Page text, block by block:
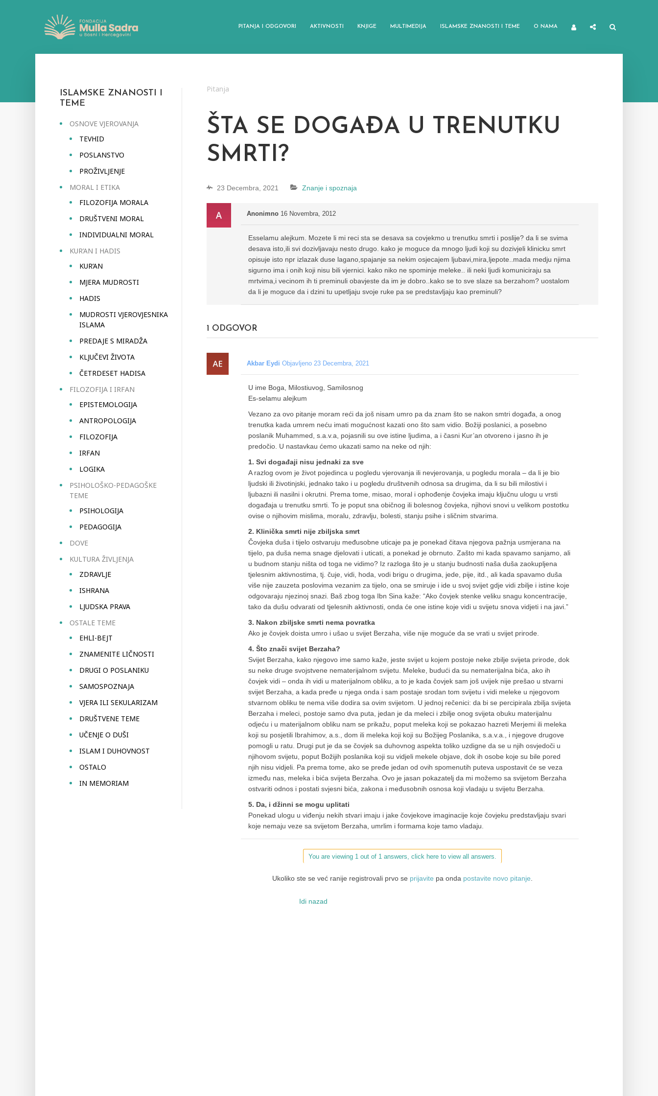
PITANJA I ODGOVORI AKTIVNOSTI KNJIGE MULTIMEDIJA ISLAMSKE ZNANOSTI I TEME O NAMA
ISLAMSKE ZNANOSTI I
TEME
OSNOVE VJEROVANJA
TEVHID
POSLANSTVO
PROŽIVLJENJE
MORAL I ETIKA
FILOZOFIJA MORALA
DRUŠTVENI MORAL
INDIVIDUALNI MORAL
KUR’AN I HADIS
KUR’AN
MJERA MUDROSTI
HADIS
MUDROSTI VJEROVJESNIKA
ISLAMA
PREDAJE S MIRADŽA
KLJUČEVI ŽIVOTA
ČETRDESET HADISA
FILOZOFIJA I IRFAN
EPISTEMOLOGIJA
ANTROPOLOGIJA
FILOZOFIJA
IRFAN
LOGIKA
PSIHOLOŠKO-PEDAGOŠKE
TEME
PSIHOLOGIJA
PEDAGOGIJA
DOVE
KULTURA ŽIVLJENJA
ZDRAVLJE
ISHRANA
LJUDSKA PRAVA
OSTALE TEME
EHLI-BEJT
ZNAMENITE LIČNOSTI
DRUGI O POSLANIKU
SAMOSPOZNAJA
VJERA ILI SEKULARIZAM
DRUŠTVENE TEME
UČENJE O DUŠI
ISLAM I DUHOVNOST
OSTALO
IN MEMORIAM
Pitanja
ŠTA SE DOGAĐA U TRENUTKU
SMRTI?
23 Decembra, 2021 Znanje i spoznaja
Anonimno 16 Novembra, 2012
Esselamu alejkum. Mozete li mi reci sta se desava sa covjekmo u trenutku smrti i poslije? da li se svima
desava isto,ili svi dozivljavaju nesto drugo. kako je moguce da mnogo ljudi koji su dozivjeli klinicku smrt
opisuje isto npr izlazak duse lagano,spajanje sa nekim osjecajem ljubavi,mira,ljepote..mada medju njima
sigurno ima i onih koji nisu bili vjernici. kako niko ne spominje meleke.. ili neki ljudi komuniciraju sa
mrtvima,i vecinom ih ti preminuli obavjeste da im je dobro..kako se to sve slaze sa berzahom? uostalom
da li je moguce da i dzini tu upetljaju svoje ruke pa se predstavljaju kao preminuli?
1 ODGOVOR
Akbar Eydi Objavljeno 23 Decembra, 2021
U ime Boga, Milostiuvog, Samilosnog
Es-selamu alejkum
Vezano za ovo pitanje moram reći da još nisam umro pa da znam što se nakon smtri događa, a onog
trenutka kada umrem neću imati mogućnost kazati ono što sam vidio. Božiji poslanici, a posebno
poslanik Muhammed, s.a.v.a, pojasnili su ove istine ljudima, a i časni Kur’an otvoreno i jasno ih je
predočio. U nastavkau ćemo ukazati samo na neke od njih:
1. Svi događaji nisu jednaki za sve
A razlog ovom je život pojedinca u pogledu vjerovanja ili nevjerovanja, u pogledu morala – da li je bio
ljudski ili životinjski, jednako tako i u pogledu društvenih odnosa sa drugima, da li su bili milostivi i
ljubazni ili nasilni i okrutni. Prema tome, misao, moral i ophođenje čovjeka imaju ključnu ulogu u vrsti
događaja u trenutku smrti. To je poput sna običnog ili bolesnog čovjeka, njihovi snovi u velikom postotku
ovise o njihovim mislima, moralu, zdravlju, bolesti, stanju psihe i sličnim stvarima.
2. Klinička smrti nije zbiljska smrt
Čovjeka duša i tijelo ostvaruju međusobne uticaje pa je ponekad čitava njegova pažnja usmjerana na
tijelo, pa duša nema snage djelovati i uticati, a ponekad je obrnuto. Zašto mi kada spavamo sanjamo, ali
u budnom stanju ništa od toga ne vidimo? Iz razloga što je u stanju budnosti naša duša zaokupljena
tjelesnim aktivnostima, tj. čuje, vidi, hoda, vodi brigu o drugima, jede, pije, itd., ali kada spavamo duša
više nije zauzeta poslovima vezanim za tijelo, ona se smiruje i ide u svoj svijet gdje vidi zbilje i istine koje
odgovaraju njezinoj snazi. Baš zbog toga Ibn Sina kaže: “Ako čovjek stenke veliku snagu koncentracije,
tako da dušu odvarati od tjelesnih aktivnosti, onda će one istine koje vidi u svijetu snova vidjeti i na javi.”
3. Nakon zbiljske smrti nema povratka
Ako je čovjek doista umro i ušao u svijet Berzaha, više nije moguće da se vrati u svijet prirode.
4. Što znači svijet Berzaha?
Svijet Berzaha, kako njegovo ime samo kaže, jeste svijet u kojem postoje neke zbilje svijeta prirode, dok
su neke druge svojstvene nematerijalnom svijetu. Meleke, budući da su nematerijalna bića, ako ih
čovjek vidi – onda ih vidi u materijalnom obliku, a to je kada čovjek sam još uvijek nije prešao u stvarni
svijet Berzaha, a kada pređe u njega onda i sam postaje srodan tom svijetu i vidi meleke u njegovom
stvarnom obliku te nema više dodira sa ovim svijetom. U jednoj rečenici: da bi se percipirala zbilja svijeta
Berzaha i meleci, postoje samo dva puta, jedan je da meleci i zbilje onog svijeta obuku materijalnu
odjeću i u materijalnom obliku nam se prikažu, poput meleka koji se pokazao hazreti Merjemi ili meleka
koji su posjetili Ibrahimov, a.s., dom ili meleka koji koji su Božijeg Poslanika, s.a.v.a., i njegove drugove
pomogli u ratu. Drugi put je da se čovjek sa duhovnog aspekta toliko uzdigne da se u njih osvjedoči u
njihovom svijetu, poput Božijih poslanika koji su vidjeli mekele objave, dok ih osobe koje su bile pored
njih nisu vidjeli. Pa prema tome, ako se pređe jedan od ovih spomenutih puteva uspostavit će se veza
između nas, meleka i bića svijeta Berzaha. Ovo je jasan pokazatelj da mi možemo sa svijetom Berzaha
ostvariti odnos i postati svjesni bića, zakona i međusobnih osnosa koji vladaju u svijetu Berzaha.
5. Da, i džinni se mogu uplitati
Ponekad ulogu u viđenju nekih stvari imaju i jake čovjekove imaginacije koje čovjeku predstavljaju svari
koje nemaju veze sa svijetom Berzaha, umrlim i formama koje tamo vladaju.
You are viewing 1 out of 1 answers, click here to view all answers.
Ukoliko ste se već ranije registrovali prvo se prijavite pa onda postavite novo pitanje.
Idi nazad